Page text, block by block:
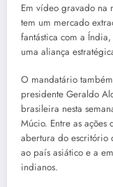
Em vídeo gravado na
tem um mercado
fantástica com a
uma aliança
O mandatário
presidente Geraldo
brasileira nesta
Múcio. Entre as ações
abertura do escritório
ao país asiático e a
indianos.